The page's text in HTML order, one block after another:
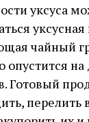
уксуса
чайный
опустится на
Готовый
перелить